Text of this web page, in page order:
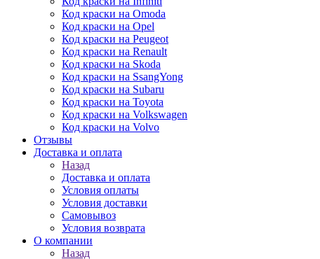
Код краски на Omoda
Код краски на Opel
Код краски на Peugeot
Код краски на Renault
Код краски на Skoda
Код краски на SsangYong
Код краски на Subaru
Код краски на Toyota
Код краски на Volkswagen
Код краски на Volvo
Отзывы
Доставка и оплата
Назад
Доставка и оплата
Условия оплаты
Условия доставки
Самовывоз
Условия возврата
О компании
Назад